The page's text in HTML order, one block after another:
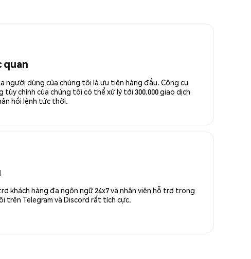
quan
người dùng của chúng tôi là ưu tiên hàng đầu. Công cụ
tùy chỉnh của chúng tôi có thể xử lý tới 300.000 giao dịch
hồi lệnh tức thời.
khách hàng đa ngôn ngữ 24x7 và nhân viên hỗ trợ trong
trên Telegram và Discord rất tích cực.